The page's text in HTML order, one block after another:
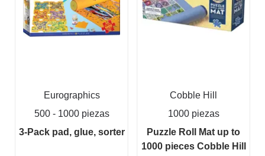
Eurographics
500 - 1000 piezas
3-Pack pad, glue, sorter
Cobble Hill
1000 piezas
Puzzle Roll Mat up to
1000 pieces Cobble Hill